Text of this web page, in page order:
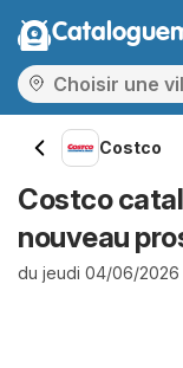
Costco
Costco
nouveau
du jeudi 04/06/